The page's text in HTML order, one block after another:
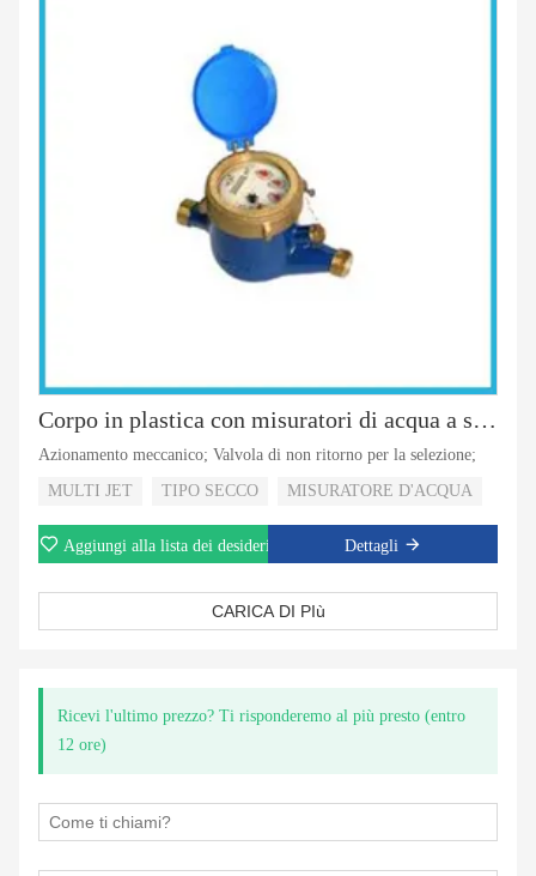
Corpo in plastica con misuratori di acqua a secco tipo Mulit-Jet
Azionamento meccanico; Valvola di non ritorno per la selezione;
MULTI JET
TIPO SECCO MISURATORE D'ACQUA
Aggiungi alla lista dei desideri Dettagli
CARICA DI PIù
Ricevi l'ultimo prezzo? Ti risponderemo al più presto (entro
12 ore)